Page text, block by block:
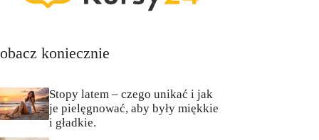
koniecznie
Stopy latem – czego unikać i jak
je pielęgnować, aby były miękkie
i gładkie.